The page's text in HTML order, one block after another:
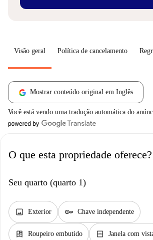
Visão geral Política de cancelamento
Mostrar conteúdo original em Inglês
Você está vendo uma tradução automática do
O que esta propriedade oferece?
Seu quarto (quarto 1)
image Exterior key Chave independente
dresser Roupeiro embutido window_closed Janela com